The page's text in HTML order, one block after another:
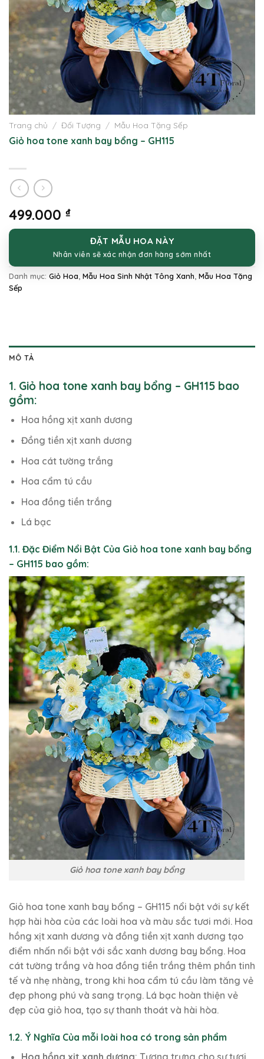
Trang chủ / Đối Tượng / Mẫu Hoa Tặng Sếp
Giỏ hoa tone xanh bay bổng – GH115
499.000 ₫
ĐẶT MẪU HOA NÀY
Nhân viên sẽ xác nhận đơn hàng sớm nhất
Danh mục: Giỏ Hoa Mẫu Hoa Sinh Nhật Tông Xanh Mẫu Hoa Tặng
Sếp
MÔ TẢ
1. Giỏ hoa tone xanh bay bổng – GH115 bao
gồm:
Hoa hồng xịt xanh dương
Đồng tiền xịt xanh dương
Hoa cát tường trắng
Hoa cẩm tú cầu
Hoa đồng tiền trắng
Lá bạc
1.1. Đặc Điểm Nổi Bật Của Giỏ hoa tone xanh bay bổng
– GH115 bao gồm:
Giỏ hoa tone xanh bay bổng
Giỏ hoa tone xanh bay bổng – GH115 nổi bật với sự kết
hợp hài hòa của các loài hoa và màu sắc tươi mới. Hoa
hồng xịt xanh dương và đồng tiền xịt xanh dương tạo
điểm nhấn nổi bật với sắc xanh dương bay bổng. Hoa
cát tường trắng và hoa đồng tiền trắng thêm phần tinh
tế và nhẹ nhàng, trong khi hoa cẩm tú cầu làm tăng vẻ
đẹp phong phú và sang trọng. Lá bạc hoàn thiện vẻ
đẹp của giỏ hoa, tạo sự thanh thoát và hài hòa.
1.2. Ý Nghĩa Của mỗi loài hoa có trong sản phẩm
Hoa hồng xịt xanh dương: Tượng trưng cho sự tươi